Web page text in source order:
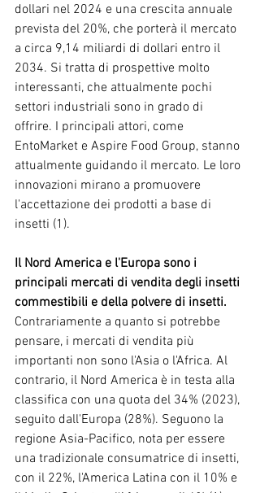
dollari nel 2024 e una crescita annuale
prevista del 20%, che porterà il mercato
a circa 9,14 miliardi di dollari entro il
2034. Si tratta di prospettive molto
interessanti, che attualmente pochi
settori industriali sono in grado di
offrire. I principali attori, come
EntoMarket e Aspire Food Group, stanno
attualmente guidando il mercato. Le loro
innovazioni mirano a promuovere
l'accettazione dei prodotti a base di
insetti (1).
Il Nord America e l'Europa sono i
principali mercati di vendita degli insetti
commestibili e della polvere di insetti.
Contrariamente a quanto si potrebbe
pensare, i mercati di vendita più
importanti non sono l'Asia o l'Africa. Al
contrario, il Nord America è in testa alla
classifica con una quota del 34% (2023),
seguito dall'Europa (28%). Seguono la
regione Asia-Pacifico, nota per essere
una tradizionale consumatrice di insetti,
con il 22%, l'America Latina con il 10% e